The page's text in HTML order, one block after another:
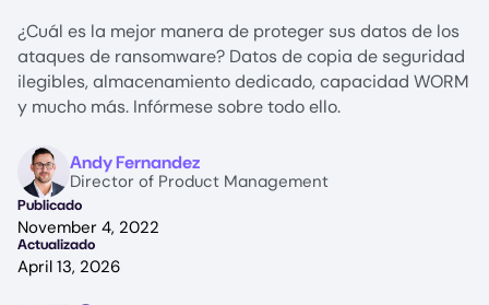
¿Cuál es la mejor manera de proteger sus datos de los
ataques de ransomware? Datos de copia de seguridad
ilegibles, almacenamiento dedicado, capacidad WORM
y mucho más. Infórmese sobre todo ello.
Image Andy Fernandez
Director of Product Management
Publicado
November 4, 2022
Actualizado
April 13, 2026